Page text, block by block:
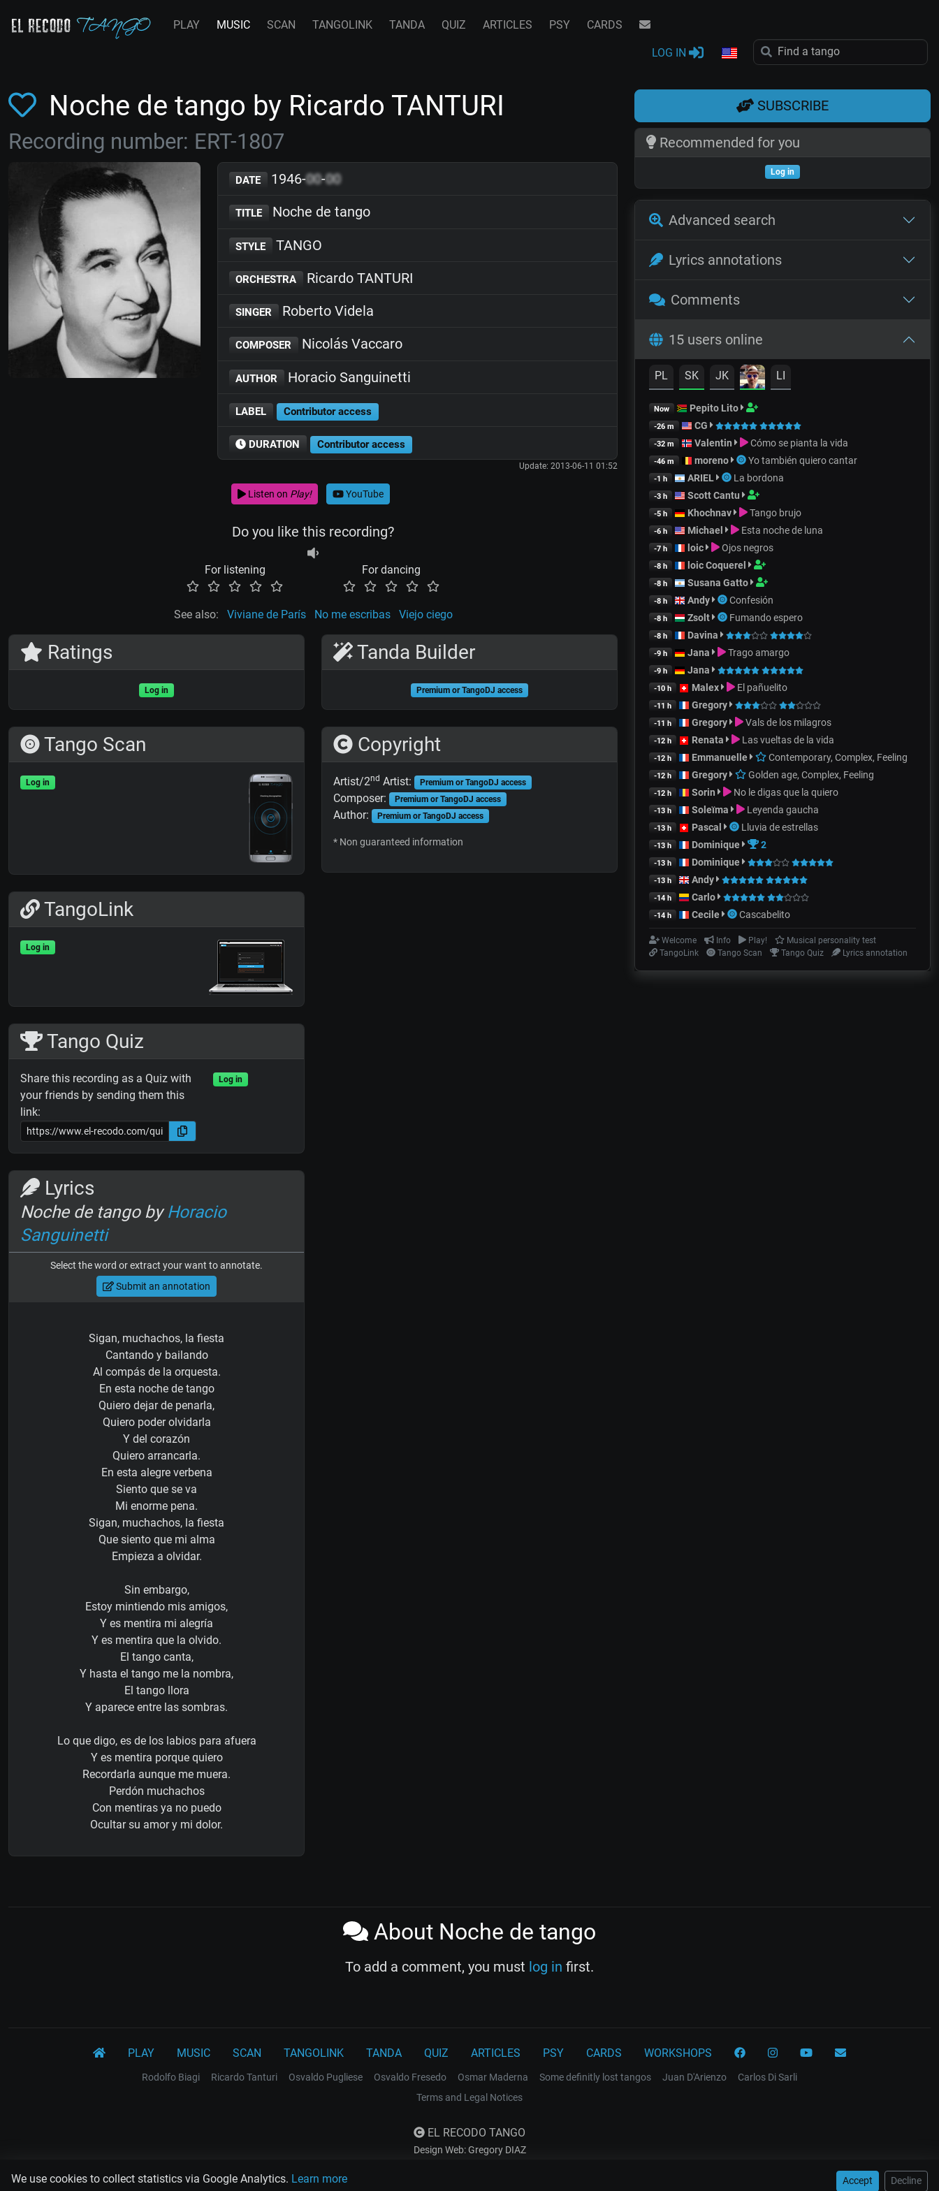
We use cookies to collect statistics via Google Analytics. Learn more Accept Decline
PLAY MUSIC SCAN TANGOLINK TANDA QUIZ ARTICLES PSY CARDS
LOG IN
Noche de tango by Ricardo TANTURI
Recording number: ERT-1807
DATE 1946-00-00
TITLE Noche de tango
STYLE TANGO
ORCHESTRA Ricardo TANTURI
SINGER Roberto Videla
COMPOSER Nicolás Vaccaro
AUTHOR Horacio Sanguinetti
LABEL Contributor access
DURATION Contributor access
Update: 2013-06-11 01:52
Listen on Play! YouTube
Do you like this recording?
For listening For dancing
See also: Viviane de París No me escribas Viejo ciego
Ratings
Log in
Tango Scan
Log in
TangoLink
Log in
Tango Quiz
Share this recording as a Quiz with
your friends by sending them this
link:
Log in
Lyrics
Noche de tango byHoracio
Sanguinetti
Select the word or extract your want to annotate.
Submit an annotation
Sigan, muchachos, la fiesta
Cantando y bailando
Al compás de la orquesta.
En esta noche de tango
Quiero dejar de penarla,
Quiero poder olvidarla
Y del corazón
Quiero arrancarla.
En esta alegre verbena
Siento que se va
Mi enorme pena.
Sigan, muchachos, la fiesta
Que siento que mi alma
Empieza a olvidar.
Sin embargo,
Estoy mintiendo mis amigos,
Y es mentira mi alegría
Y es mentira que la olvido.
El tango canta,
Y hasta el tango me la nombra,
El tango llora
Y aparece entre las sombras.
Lo que digo, es de los labios para afuera
Y es mentira porque quiero
Recordarla aunque me muera.
Perdón muchachos
Con mentiras ya no puedo
Ocultar su amor y mi dolor.
Tanda Builder
Premium or TangoDJ access
Copyright
Artist/2nd Artist: Premium or TangoDJ access
Composer: Premium or TangoDJ access
Author: Premium or TangoDJ access
* Non guaranteed information
SUBSCRIBE
Recommended for you
Log in
Advanced search
Lyrics annotations
Comments
15 users online
PL SK JK LI
Now Pepito Lito
-26 m CG
-32 m Valentin Cómo se pianta la vida
-46 m moreno Yo también quiero cantar
-1 h ARIEL La bordona
-3 h Scott Cantu
-5 h Khochnav Tango brujo
-6 h Michael Esta noche de luna
-7 h loic Ojos negros
-8 h loic Coquerel
-8 h Susana Gatto
-8 h Andy Confesión
-8 h Zsolt Fumando espero
-8 h Davina
-9 h Jana Trago amargo
-9 h Jana
-10 h Malex El pañuelito
-11 h Gregory
-11 h Gregory Vals de los milagros
-12 h Renata Las vueltas de la vida
-12 h Emmanuelle Contemporary, Complex, Feeling
-12 h Gregory Golden age, Complex, Feeling
-12 h Sorin No le digas que la quiero
-13 h Soleïma Leyenda gaucha
-13 h Pascal Lluvia de estrellas
-13 h Dominique 2
-13 h Dominique
-13 h Andy
-14 h Carlo
-14 h Cecile Cascabelito
Welcome Info Play!
Musical personality test
TangoLink
Tango Scan Tango Quiz Lyrics annotation
About Noche de tango
To add a comment, you must log in first.
PLAY MUSIC SCAN TANGOLINK TANDA QUIZ ARTICLES PSY CARDS WORKSHOPS
Rodolfo Biagi Ricardo Tanturi Osvaldo Pugliese Osvaldo Fresedo Osmar Maderna Some definitly lost tangos Juan D'Arienzo
Carlos Di Sarli
Terms and Legal Notices
EL RECODO TANGO
Design Web: Gregory DIAZ